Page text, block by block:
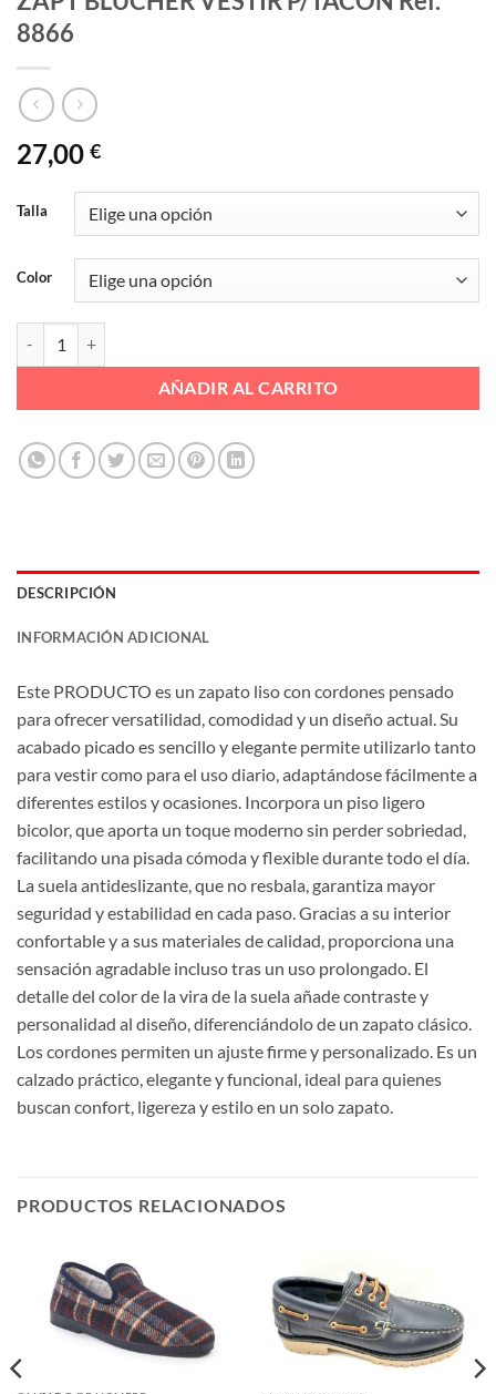
8866
27,00 €
Talla
Color
AÑADIR AL CARRITO
DESCRIPCIÓN
INFORMACIÓN ADICIONAL
Este PRODUCTO es un zapato liso con cordones pensado
para ofrecer versatilidad, comodidad y un diseño actual. Su
acabado picado es sencillo y elegante permite utilizarlo tanto
para vestir como para el uso diario, adaptándose fácilmente a
diferentes estilos y ocasiones. Incorpora un piso ligero
bicolor, que aporta un toque moderno sin perder sobriedad,
facilitando una pisada cómoda y flexible durante todo el día.
La suela antideslizante, que no resbala, garantiza mayor
seguridad y estabilidad en cada paso. Gracias a su interior
confortable y a sus materiales de calidad, proporciona una
sensación agradable incluso tras un uso prolongado. El
detalle del color de la vira de la suela añade contraste y
personalidad al diseño, diferenciándolo de un zapato clásico.
Los cordones permiten un ajuste firme y personalizado. Es un
calzado práctico, elegante y funcional, ideal para quienes
buscan confort, ligereza y estilo en un solo zapato.
PRODUCTOS RELACIONADOS